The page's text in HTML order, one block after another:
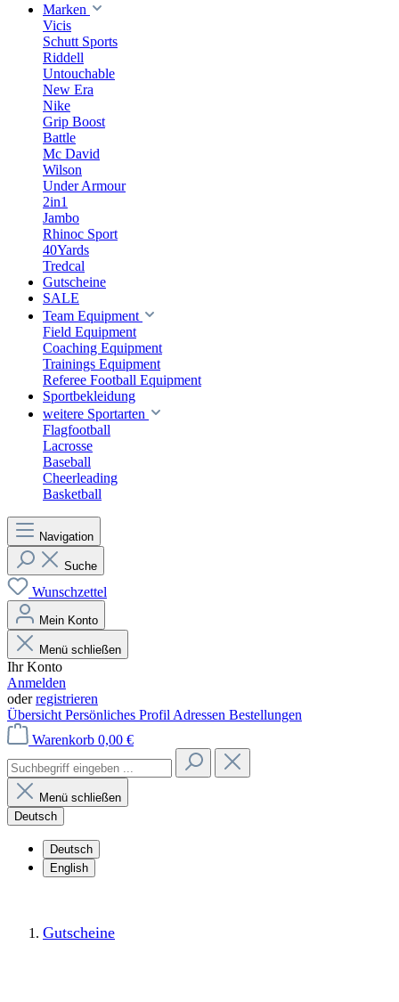
Marken
Vicis
Schutt Sports
Riddell
Untouchable
New Era
Nike
Grip Boost
Battle
Mc David
Wilson
Under Armour
2in1
Jambo
Rhinoc Sport
40Yards
Tredcal
Gutscheine
SALE
Team Equipment
Field Equipment
Coaching Equipment
Trainings Equipment
Referee Football Equipment
Sportbekleidung
weitere Sportarten
Flagfootball
Lacrosse
Baseball
Cheerleading
Basketball
Navigation
Suche
Wunschzettel
Mein Konto
Menü schließen
Ihr Konto
Anmelden
oderregistrieren
Übersicht Persönliches Profil Adressen Bestellungen
Warenkorb 0,00 €
Menü schließen
Deutsch
Deutsch
English
Gutscheine